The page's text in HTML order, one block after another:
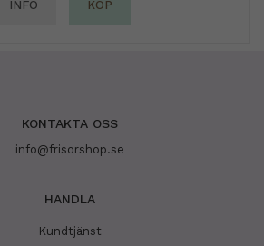
INFO KÖP
KONTAKTA OSS
info@frisorshop.se
HANDLA
Kundtjänst